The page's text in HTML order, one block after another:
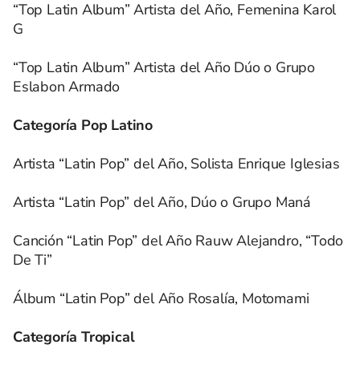
“Top Latin Album” Artista del Año, Femenina Karol
G
“Top Latin Album” Artista del Año Dúo o Grupo
Eslabon Armado
Categoría Pop Latino
Artista “Latin Pop” del Año, Solista Enrique Iglesias
Artista “Latin Pop” del Año, Dúo o Grupo Maná
Canción “Latin Pop” del Año Rauw Alejandro, “Todo
De Ti”
Álbum “Latin Pop” del Año Rosalía, Motomami
Categoría Tropical